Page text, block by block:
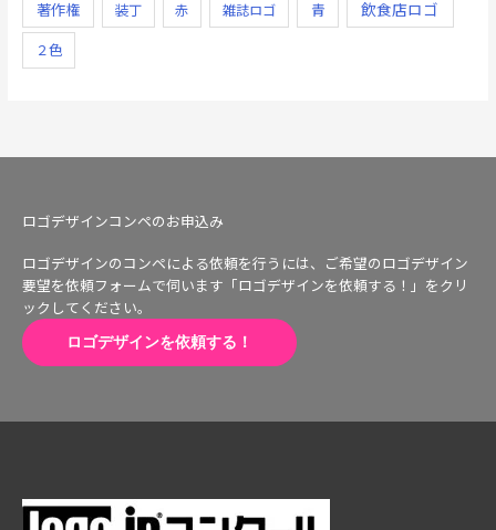
著作権 装丁 赤 雑誌ロゴ 青 飲食店ロゴ
２色
ロゴデザインコンペのお申込み
ロゴデザインのコンペによる依頼を行うには、ご希望のロゴデザイン
要望を依頼フォームで伺います「ロゴデザインを依頼する！」をクリ
ックしてください。
ロゴデザインを依頼する！